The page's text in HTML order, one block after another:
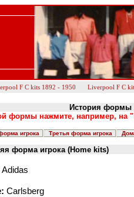
F C kits 1892 - 1950 Liverpool F C
История формы
формы нажмите, например, на
игрока Третья форма игрока
форма игрока (Home kits)
Adidas
Carlsberg